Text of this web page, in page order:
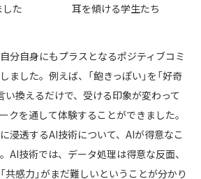
た
耳を傾ける学生たち
分自身にもプラスとなるポジティブコミ
ました。例えば、「飽きっぽい」を「好奇
い換えるだけで、受ける印象が変わって
クを通して体験することができました。
浸透するAI技術について、AIが得意なこ
AI技術では、データ処理は得意な反面、
共感力」がまだ難しいということが分かり